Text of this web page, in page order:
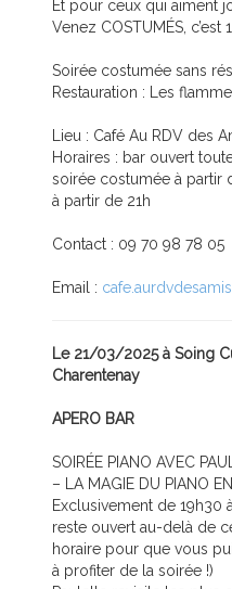
Et pour ceux qui aiment
Venez COSTUMÉS, c’est
Soirée costumée sans
Restauration : Les
Lieu : Café Au RDV des
Horaires : bar ouvert
soirée costumée à partir
à partir de 21h
Contact : 09 70 98 78 05
Email :
Le 21/03/2025 à Soing
Charentenay
APERO BAR
SOIRÉE PIANO AVEC
– LA MAGIE DU PIANO
Exclusivement de 19h30
reste ouvert au-delà de
horaire pour que vous
à profiter de la soirée !)